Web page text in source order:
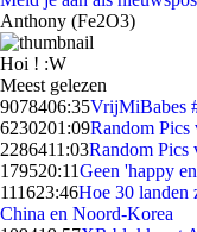
Anthony (Fe2O3)
Hoi ! :W
Meest gelezen
9078406:35VrijMiBabes
6230201:09Random Pics
2286411:03Random Pics
179520:11Geen 'happy
111623:46Hoe 30 landen
China en Noord-Korea